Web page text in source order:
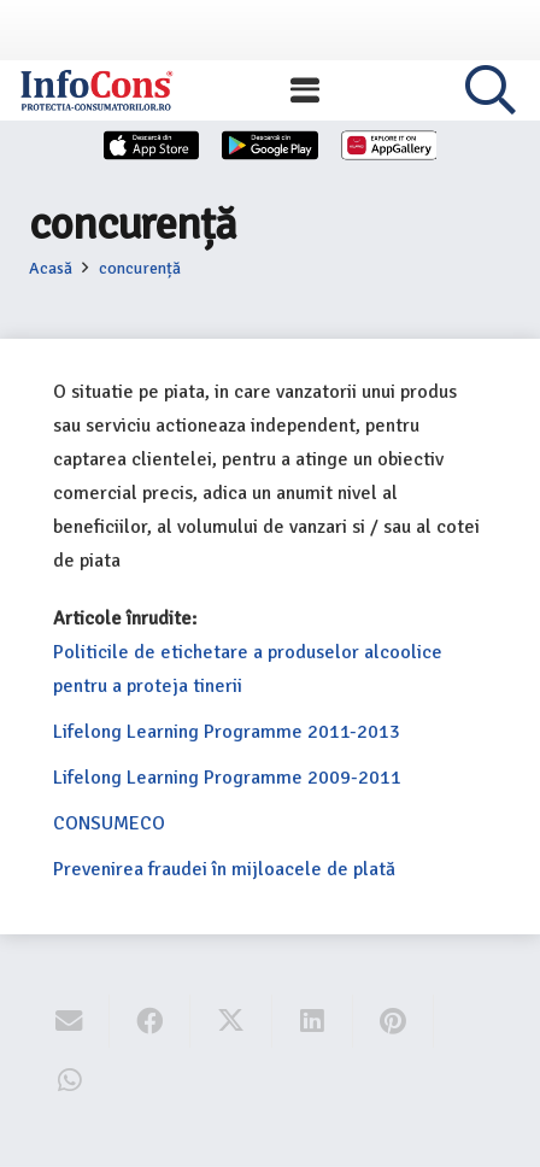
concurență
Acasă concurență
O situatie pe piata, in care vanzatorii unui produs
sau serviciu actioneaza independent, pentru
captarea clientelei, pentru a atinge un obiectiv
comercial precis, adica un anumit nivel al
beneficiilor, al volumului de vanzari si / sau al cotei
de piata
Articole înrudite:
Politicile de etichetare a produselor alcoolice
pentru a proteja tinerii
Lifelong Learning Programme 2011-2013
Lifelong Learning Programme 2009-2011
CONSUMECO
Prevenirea fraudei în mijloacele de plată